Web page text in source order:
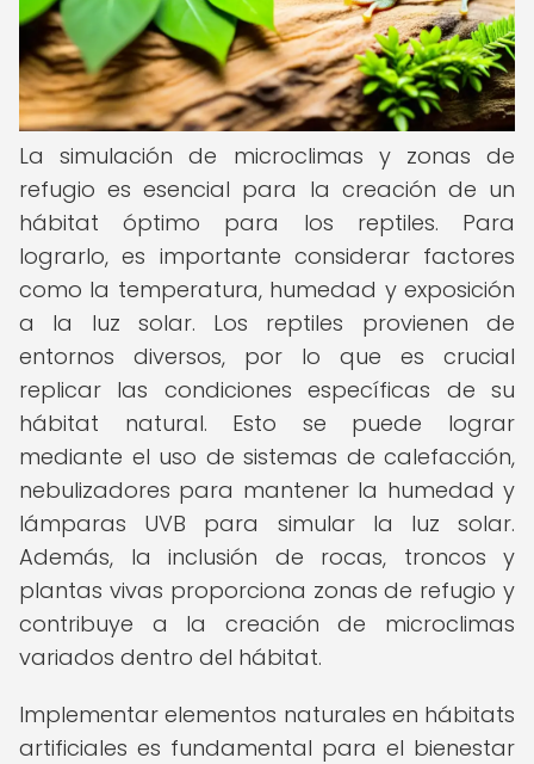
La simulación de microclimas y zonas de
refugio es esencial para la creación de un
hábitat óptimo para los reptiles. Para
lograrlo, es importante considerar factores
como la temperatura, humedad y exposición
a la luz solar. Los reptiles provienen de
entornos diversos, por lo que es crucial
replicar las condiciones específicas de su
hábitat natural. Esto se puede lograr
mediante el uso de sistemas de calefacción,
nebulizadores para mantener la humedad y
lámparas UVB para simular la luz solar.
Además, la inclusión de rocas, troncos y
plantas vivas proporciona zonas de refugio y
contribuye a la creación de microclimas
variados dentro del hábitat.
Implementar elementos naturales en hábitats
artificiales es fundamental para el bienestar